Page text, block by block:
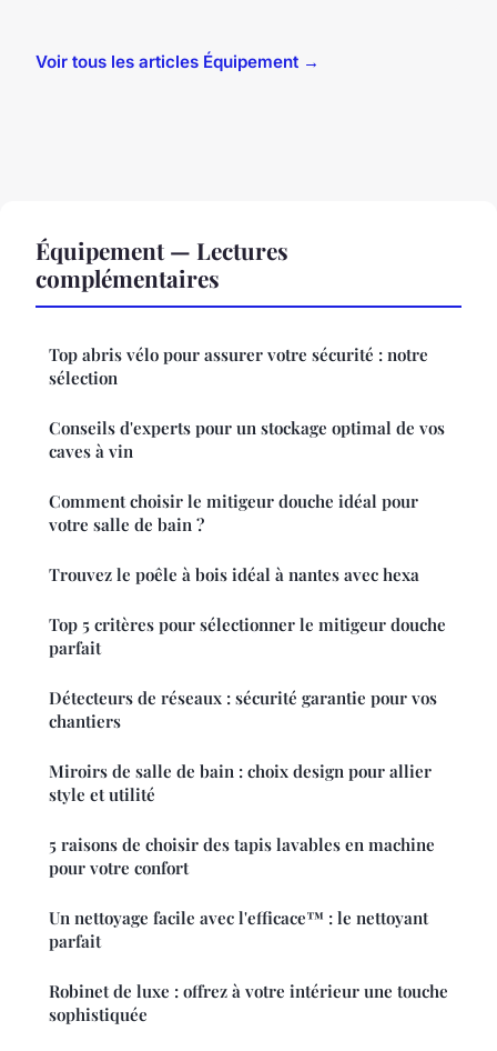
Voir tous les articles Équipement →
Équipement — Lectures
complémentaires
Top abris vélo pour assurer votre sécurité : notre
sélection
Conseils d'experts pour un stockage optimal de vos
caves à vin
Comment choisir le mitigeur douche idéal pour
votre salle de bain ?
Trouvez le poêle à bois idéal à nantes avec hexa
Top 5 critères pour sélectionner le mitigeur douche
parfait
Détecteurs de réseaux : sécurité garantie pour vos
chantiers
Miroirs de salle de bain : choix design pour allier
style et utilité
5 raisons de choisir des tapis lavables en machine
pour votre confort
Un nettoyage facile avec l'efficace™ : le nettoyant
parfait
Robinet de luxe : offrez à votre intérieur une touche
sophistiquée